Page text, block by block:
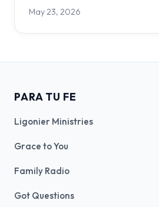
May 23, 2026
PARA TU FE
Ligonier Ministries
Grace to You
Family Radio
Got Questions